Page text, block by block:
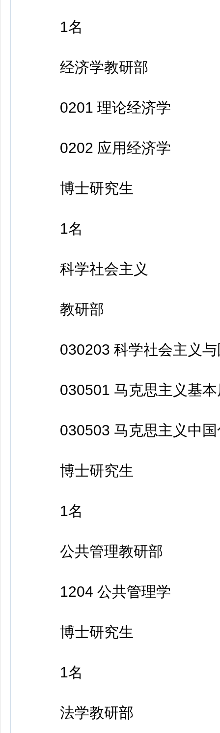
1名
经济学教研部
0201 理论经济学
0202 应用经济学
博士研究生
1名
科学社会主义
教研部
030203 科学社会主义与
030501 马克思主义基本
030503 马克思主义中国
博士研究生
1名
公共管理教研部
1204 公共管理学
博士研究生
1名
法学教研部